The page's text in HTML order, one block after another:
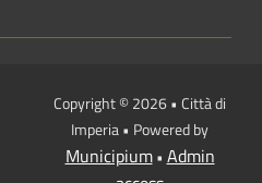
Copyright © 2026 • Città di
Imperia • Powered by
Municipium• Admin